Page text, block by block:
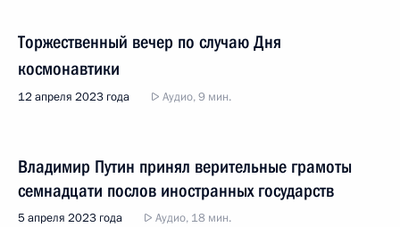
Торжественный вечер по случаю Дня
космонавтики
12 апреля 2023 года Аудио, 9 мин.
Владимир Путин принял верительные грамоты
семнадцати послов иностранных государств
5 апреля 2023 года Аудио, 18 мин.